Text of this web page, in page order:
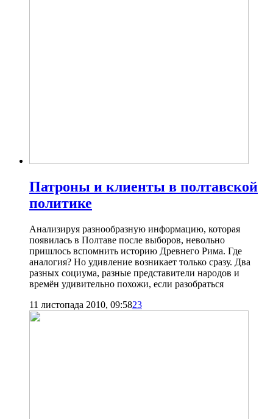
Патроны и клиенты в полтавской
политике
Анализируя разнообразную информацию, которая
появилась в Полтаве после выборов, невольно
пришлось вспомнить историю Древнего Рима. Где
аналогия? Но удивление возникает только сразу. Два
разных социума, разные представители народов и
времён удивительно похожи, если разобраться
11 листопада 2010, 09:5823